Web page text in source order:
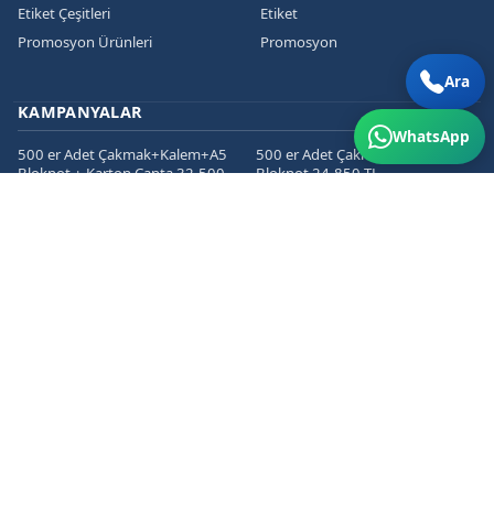
Etiket Çeşitleri
Promosyon Ürünleri
Etiket
Promosyon
KAMPANYALAR
500 er Adet Çakmak+Kalem+A5
Bloknot + Karton Çanta 32.500
500 er Adet Çakmak+Kalem+A5
Bloknot 24.850 TL
Ara
WhatsApp